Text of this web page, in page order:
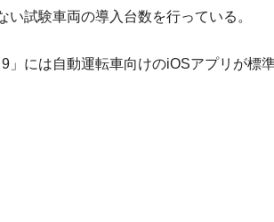
い試験車両の導入台数を行っている。
」には自動運転車向けのiOSアプリが標